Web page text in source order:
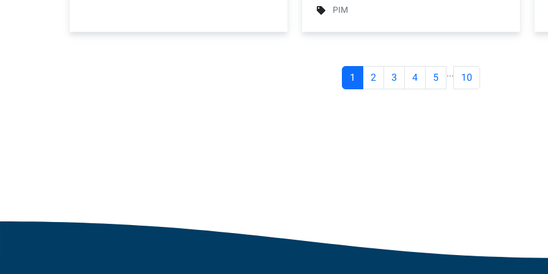
PIM
1 2 3 4 5 ... 10